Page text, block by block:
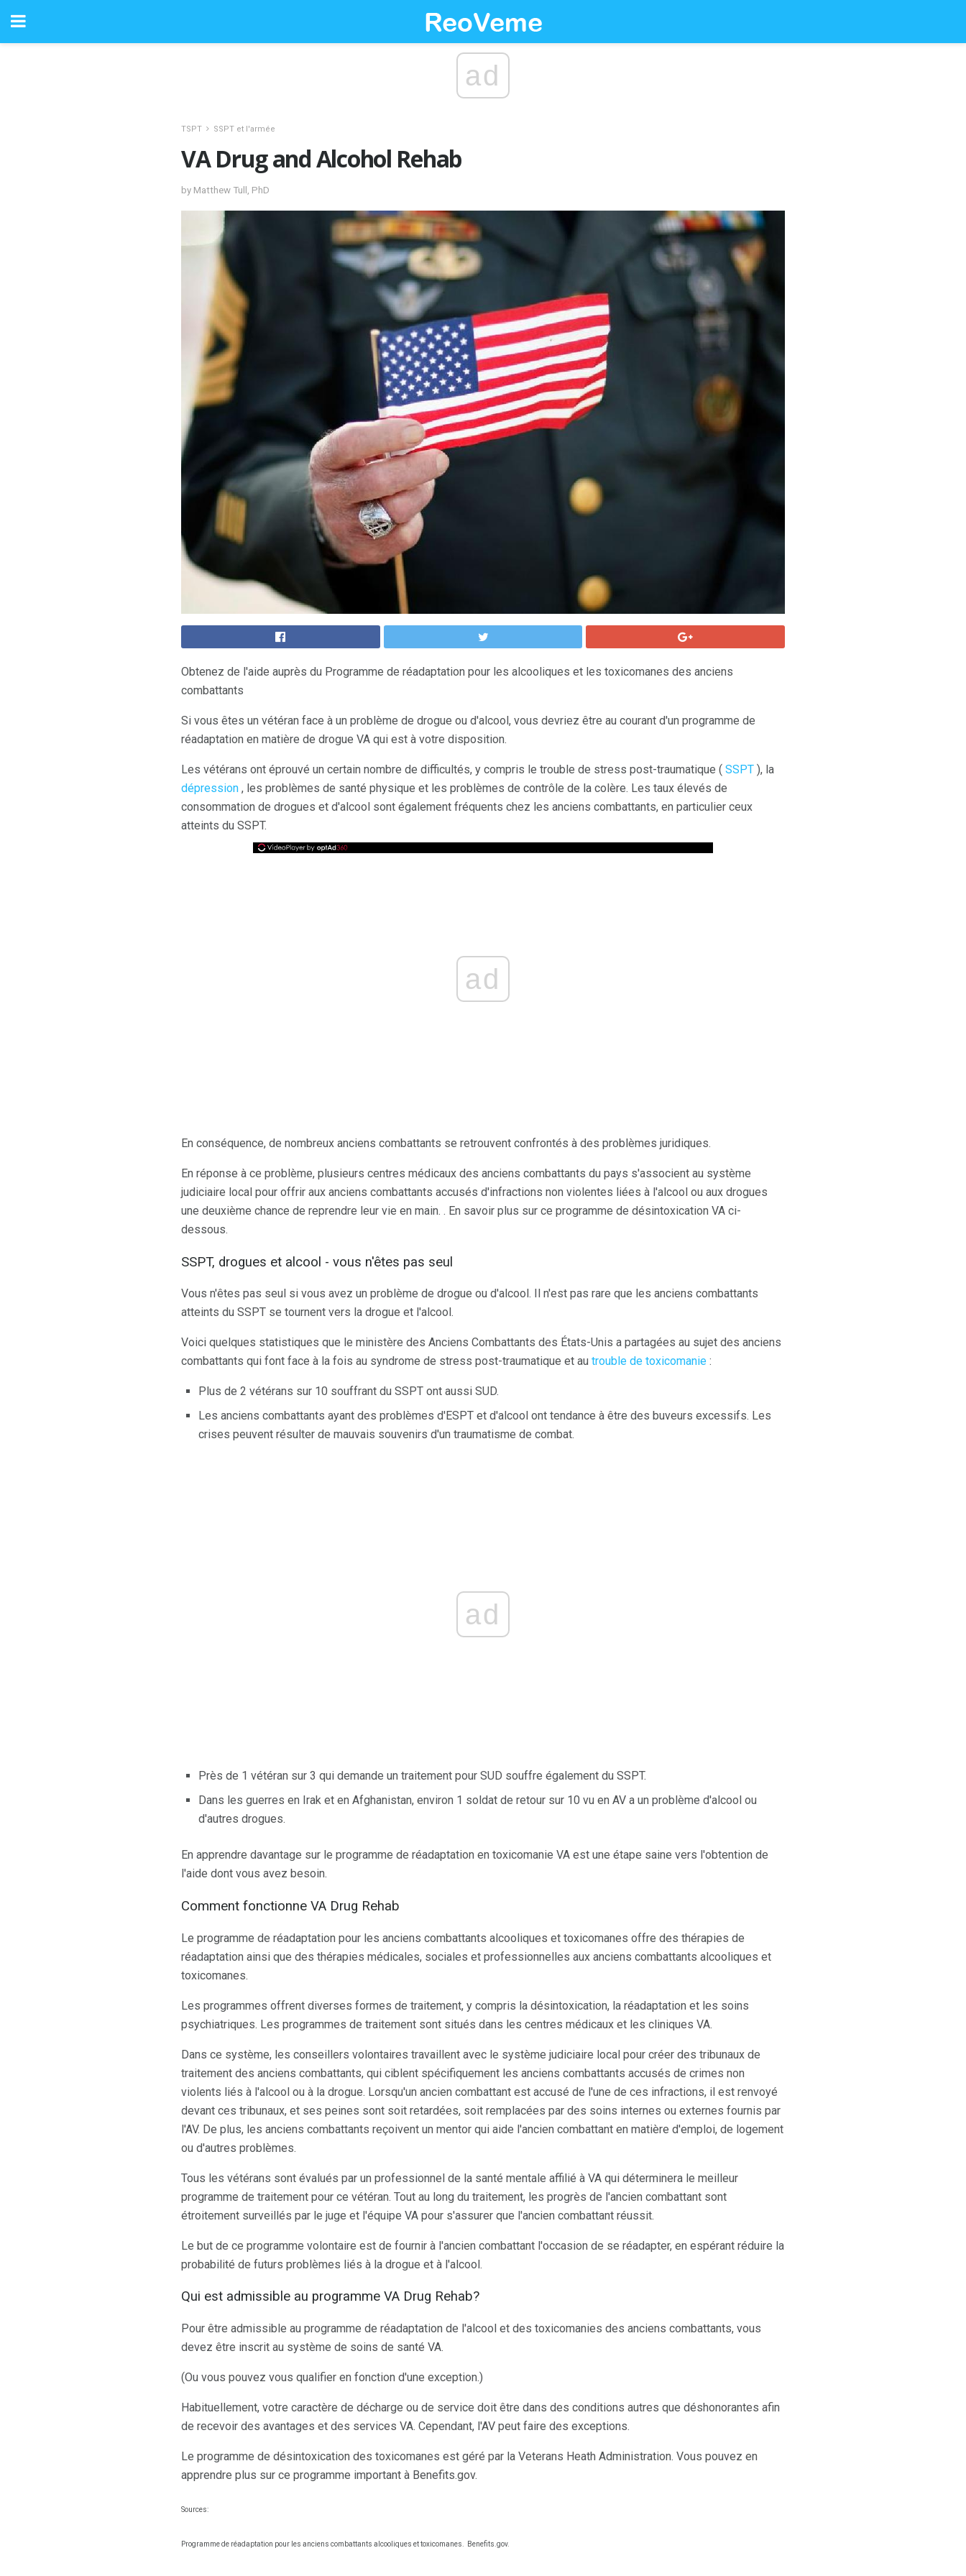
ad
TSPT SSPT et l'armée
VA Drug and Alcohol Rehab
by Matthew Tull, PhD
Obtenez de l'aide auprès du Programme de réadaptation pour les alcooliques et les toxicomanes des anciens
combattants
Si vous êtes un vétéran face à un problème de drogue ou d'alcool, vous devriez être au courant d'un programme de
réadaptation en matière de drogue VA qui est à votre disposition.
Les vétérans ont éprouvé un certain nombre de difficultés, y compris le trouble de stress post-traumatique ( SSPT ), la
dépression , les problèmes de santé physique et les problèmes de contrôle de la colère. Les taux élevés de
consommation de drogues et d'alcool sont également fréquents chez les anciens combattants, en particulier ceux
atteints du SSPT.
ad
En conséquence, de nombreux anciens combattants se retrouvent confrontés à des problèmes juridiques.
En réponse à ce problème, plusieurs centres médicaux des anciens combattants du pays s'associent au système
judiciaire local pour offrir aux anciens combattants accusés d'infractions non violentes liées à l'alcool ou aux drogues
une deuxième chance de reprendre leur vie en main. . En savoir plus sur ce programme de désintoxication VA ci-
dessous.
SSPT, drogues et alcool - vous n'êtes pas seul
Vous n'êtes pas seul si vous avez un problème de drogue ou d'alcool. Il n'est pas rare que les anciens combattants
atteints du SSPT se tournent vers la drogue et l'alcool.
Voici quelques statistiques que le ministère des Anciens Combattants des États-Unis a partagées au sujet des anciens
combattants qui font face à la fois au syndrome de stress post-traumatique et au trouble de toxicomanie :
Plus de 2 vétérans sur 10 souffrant du SSPT ont aussi SUD.
Les anciens combattants ayant des problèmes d'ESPT et d'alcool ont tendance à être des buveurs excessifs. Les
crises peuvent résulter de mauvais souvenirs d'un traumatisme de combat.
ad
Près de 1 vétéran sur 3 qui demande un traitement pour SUD souffre également du SSPT.
Dans les guerres en Irak et en Afghanistan, environ 1 soldat de retour sur 10 vu en AV a un problème d'alcool ou
d'autres drogues.
En apprendre davantage sur le programme de réadaptation en toxicomanie VA est une étape saine vers l'obtention de
l'aide dont vous avez besoin.
Comment fonctionne VA Drug Rehab
Le programme de réadaptation pour les anciens combattants alcooliques et toxicomanes offre des thérapies de
réadaptation ainsi que des thérapies médicales, sociales et professionnelles aux anciens combattants alcooliques et
toxicomanes.
Les programmes offrent diverses formes de traitement, y compris la désintoxication, la réadaptation et les soins
psychiatriques. Les programmes de traitement sont situés dans les centres médicaux et les cliniques VA.
Dans ce système, les conseillers volontaires travaillent avec le système judiciaire local pour créer des tribunaux de
traitement des anciens combattants, qui ciblent spécifiquement les anciens combattants accusés de crimes non
violents liés à l'alcool ou à la drogue. Lorsqu'un ancien combattant est accusé de l'une de ces infractions, il est renvoyé
devant ces tribunaux, et ses peines sont soit retardées, soit remplacées par des soins internes ou externes fournis par
l'AV. De plus, les anciens combattants reçoivent un mentor qui aide l'ancien combattant en matière d'emploi, de logement
ou d'autres problèmes.
Tous les vétérans sont évalués par un professionnel de la santé mentale affilié à VA qui déterminera le meilleur
programme de traitement pour ce vétéran. Tout au long du traitement, les progrès de l'ancien combattant sont
étroitement surveillés par le juge et l'équipe VA pour s'assurer que l'ancien combattant réussit.
Le but de ce programme volontaire est de fournir à l'ancien combattant l'occasion de se réadapter, en espérant réduire la
probabilité de futurs problèmes liés à la drogue et à l'alcool.
Qui est admissible au programme VA Drug Rehab?
Pour être admissible au programme de réadaptation de l'alcool et des toxicomanies des anciens combattants, vous
devez être inscrit au système de soins de santé VA.
(Ou vous pouvez vous qualifier en fonction d'une exception.)
Habituellement, votre caractère de décharge ou de service doit être dans des conditions autres que déshonorantes afin
de recevoir des avantages et des services VA. Cependant, l'AV peut faire des exceptions.
Le programme de désintoxication des toxicomanes est géré par la Veterans Heath Administration. Vous pouvez en
apprendre plus sur ce programme important à Benefits.gov.
Sources:
Programme de réadaptation pour les anciens combattants alcooliques et toxicomanes. Benefits.gov.